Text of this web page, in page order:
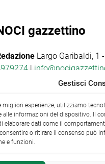
gazzettino
Largo Garibaldi, 1
|
Gestisci
migliori esperienze, utilizziamo
alle informazioni del dispositivo. Il
elaborare dati come il
o ritirare il consenso può
e funzioni.